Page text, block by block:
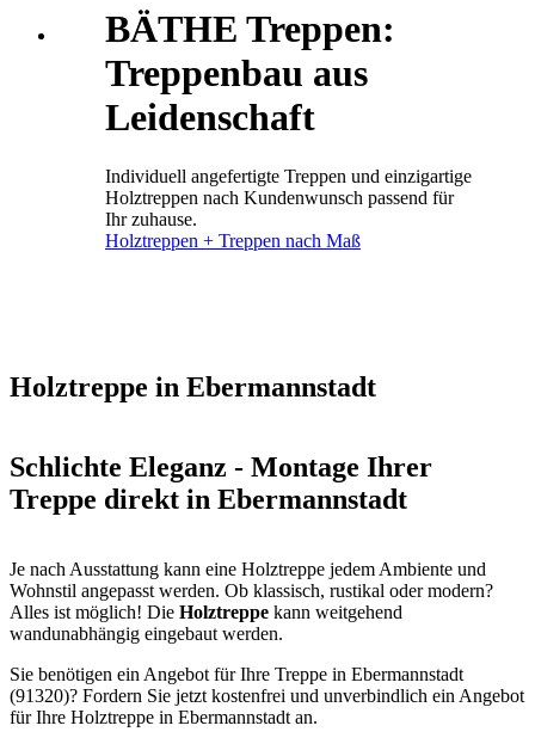
BÄTHE Treppen:
Treppenbau aus
Leidenschaft
Individuell angefertigte Treppen und einzigartige
Holztreppen nach Kundenwunsch passend für
Ihr zuhause.
Holztreppen + Treppen nach Maß
Holztreppe in Ebermannstadt
Schlichte Eleganz - Montage Ihrer
Treppe direkt in Ebermannstadt
Je nach Ausstattung kann eine Holztreppe jedem Ambiente und
Wohnstil angepasst werden. Ob klassisch, rustikal oder modern?
Alles ist möglich! Die Holztreppe kann weitgehend
wandunabhängig eingebaut werden.
Sie benötigen ein Angebot für Ihre Treppe in Ebermannstadt
(91320)? Fordern Sie jetzt kostenfrei und unverbindlich ein Angebot
für Ihre Holztreppe in Ebermannstadt an.